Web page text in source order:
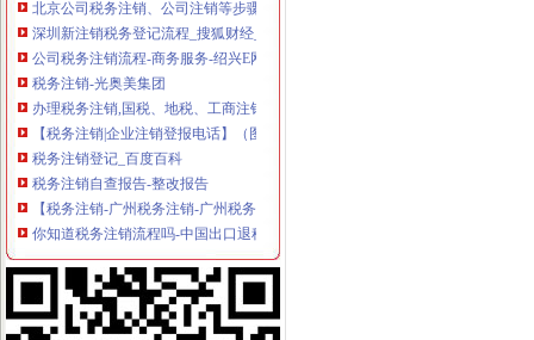
深圳新注销税务登记流程_搜狐财经_搜狐网
公司税务注销流程-商务服务-绍兴E网
税务注销-光奥美集团
办理税务注销,国税、地税、工商注销流程
【税务注销|企业注销登报电话】（图）-供应信息-环球经贸网
税务注销登记_百度百科
税务注销自查报告-整改报告
【税务注销-广州税务注销-广州税务注销公司】税务注销-广州税务注销-
你知道税务注销流程吗-中国出口退税咨询网
办理税务注销指引-东莞58同城
公司税务注销_第1页_时尚家居杂谈_家居_西祠胡同
办理税务注销登记_中国萍乡
如何办理税务注销？税务注销办理流程